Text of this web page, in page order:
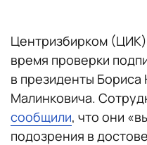
Центризбирком
время проверки
в президенты
Малинковича.
сообщили, что они
подозрения в